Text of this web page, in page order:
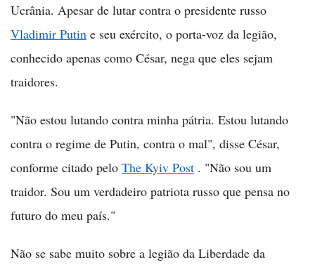
Ucrânia. Apesar de lutar contra o presidente russo
Vladimir Putin e seu exército, o porta-voz da legião,
conhecido apenas como César, nega que eles sejam
traidores.
"Não estou lutando contra minha pátria. Estou lutando
contra o regime de Putin, contra o mal", disse César,
conforme citado pelo The Kyiv Post . "Não sou um
traidor. Sou um verdadeiro patriota russo que pensa no
futuro do meu país."
Não se sabe muito sobre a legião da Liberdade da